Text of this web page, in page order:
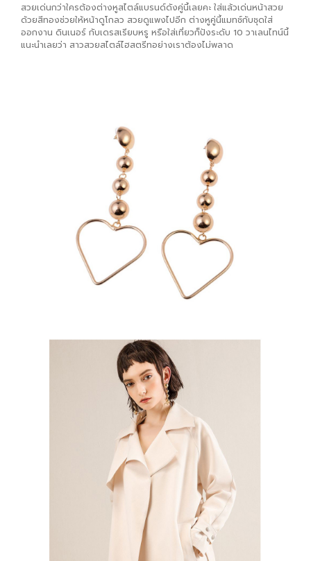
สวยเด่นกว่าใครต้องต่างหูสไตล์แบรนด์ดังคู่นี้เลยคะ ใส่แล้วเด่นหน้าสวย
ด้วยสีทองช่วยให้หน้าดูโกลว สวยดูแพงไปอีก ต่างหูคู่นี้แมทช์กับชุดใส่
ออกงาน ดินเนอร์ กับเดรสเรียบหรู หรือใส่เที่ยวก็ปังระดับ 10 วาเลนไทน์นี้
แนะนำเลยว่า สาวสวยสไตล์ไฮสตรีทอย่างเราต้องไม่พลาด